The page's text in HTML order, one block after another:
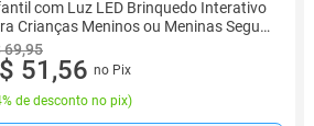
com Luz LED Brinquedo Interativo
Crianças Meninos ou Meninas Seguro
69,95
51,56 no Pix
de desconto no pix)